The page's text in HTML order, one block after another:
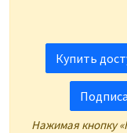
Купить
Нажимая кнопку